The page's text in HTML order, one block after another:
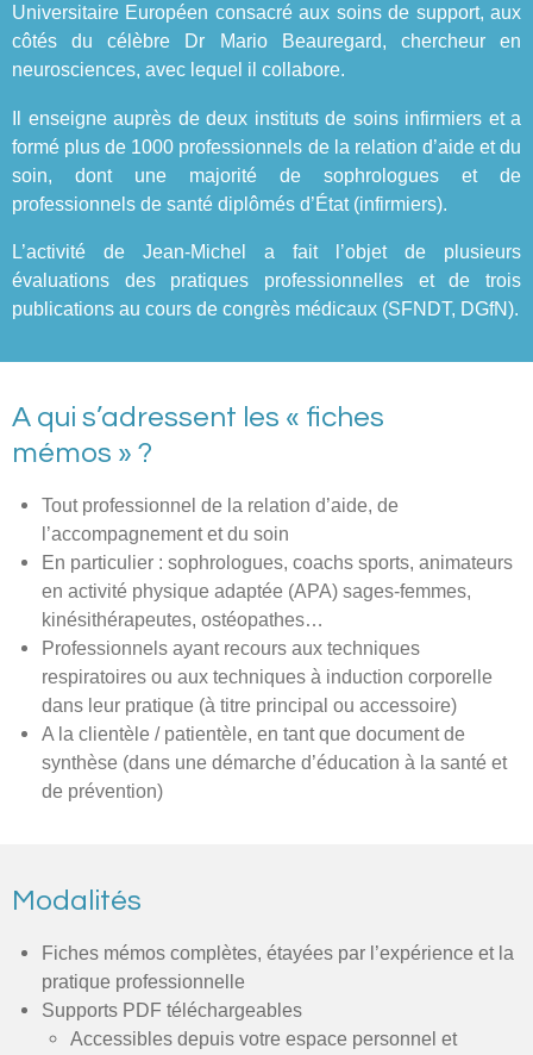
Universitaire Européen consacré aux soins de support, aux
côtés du célèbre Dr Mario Beauregard, chercheur en
neurosciences, avec lequel il collabore.
Il enseigne auprès de deux instituts de soins infirmiers et a
formé plus de 1000 professionnels de la relation d’aide et du
soin, dont une majorité de sophrologues et de
professionnels de santé diplômés d’État (infirmiers).
L’activité de Jean-Michel a fait l’objet de plusieurs
évaluations des pratiques professionnelles et de trois
publications au cours de congrès médicaux (SFNDT, DGfN).
A qui s’adressent les « fiches
mémos » ?
Tout professionnel de la relation d’aide, de
l’accompagnement et du soin
En particulier : sophrologues, coachs sports, animateurs
en activité physique adaptée (APA) sages-femmes,
kinésithérapeutes, ostéopathes…
Professionnels ayant recours aux techniques
respiratoires ou aux techniques à induction corporelle
dans leur pratique (à titre principal ou accessoire)
A la clientèle / patientèle, en tant que document de
synthèse (dans une démarche d’éducation à la santé et
de prévention)
Modalités
Fiches mémos complètes, étayées par l’expérience et la
pratique professionnelle
Supports PDF téléchargeables
Accessibles depuis votre espace personnel et